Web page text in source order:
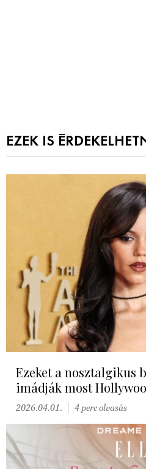
EZEK IS
Ezeket a nosztalgikus
imádják most
2026.04.01. 4 perc olvasás